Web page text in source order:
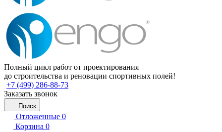
Полный цикл работ от проектирования
до строительства и реновации спортивных полей!
+7 (499) 286-88-73
Заказать звонок
Поиск
Отложенные 0
Корзина 0